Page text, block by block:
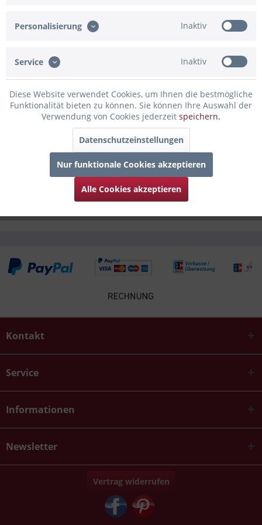
Artikel-Nr.: 02-113847.BG
Ballon zur Taufe, Kommunion und Konfirmation Mit diesem
rosafarbenen Motiv hältst du den...mehr
Bewertungen
0
Bewertungen lesen, schreiben und diskutieren...
Infos zum Hersteller
Folgende Infos zum Hersteller sind verfübar......
mehr
Kontakt
Service
Informationen
Newsletter
Vertrag widerrufen
Personalisierung Inaktiv
Service Inaktiv
Diese Website verwendet Cookies, um Ihnen die bestmögliche
Funktionalität bieten zu können. Sie können Ihre Auswahl der
Verwendung von Cookies jederzeit speichern.
Datenschutzeinstellungen
Nur funktionale Cookies akzeptieren
Alle Cookies akzeptieren